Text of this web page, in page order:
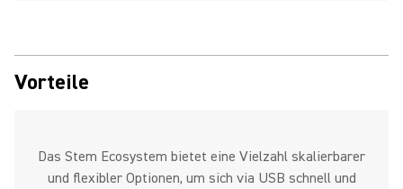
Vorteile
Das Stem Ecosystem bietet eine Vielzahl skalierbarer
und flexibler Optionen, um sich via USB schnell und